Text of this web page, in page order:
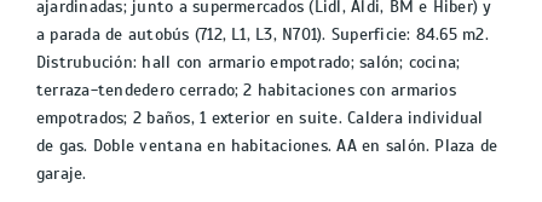
ajardinadas; junto a supermercados (Lidl, Aldi, BM e Hiber) y
a parada de autobús (712, L1, L3, N701). Superficie: 84.65 m2.
Distrubución: hall con armario empotrado; salón; cocina;
terraza-tendedero cerrado; 2 habitaciones con armarios
empotrados; 2 baños, 1 exterior en suite. Caldera individual
de gas. Doble ventana en habitaciones. AA en salón. Plaza de
garaje.